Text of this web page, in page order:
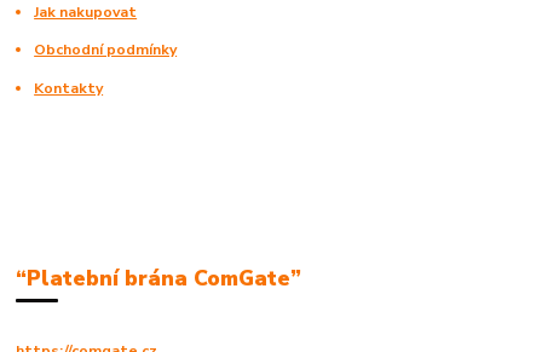
Jak nakupovat
Obchodní podmínky
Kontakty
“Platební brána ComGate”